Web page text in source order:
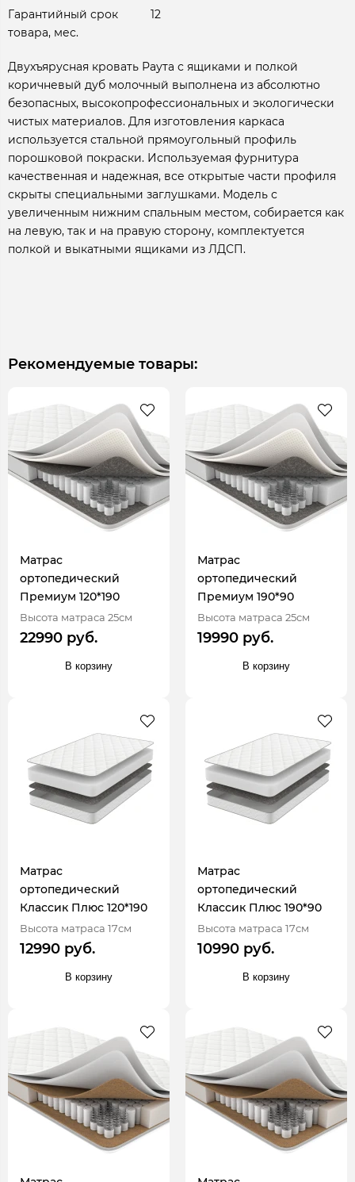
Гарантийный срок
товара, мес.
12
Двухъярусная кровать Раута с ящиками и полкой
коричневый дуб молочный выполнена из абсолютно
безопасных, высокопрофессиональных и экологически
чистых материалов. Для изготовления каркаса
используется стальной прямоугольный профиль
порошковой покраски. Используемая фурнитура
качественная и надежная, все открытые части профиля
скрыты специальными заглушками. Модель с
увеличенным нижним спальным местом, собирается как
на левую, так и на правую сторону, комплектуется
полкой и выкатными ящиками из ЛДСП.
Рекомендуемые товары:
Матрас
ортопедический
Премиум 120*190
Высота матраса 25см
22990 руб.
В корзину
Матрас
ортопедический
Премиум 190*90
Высота матраса 25см
19990 руб.
В корзину
Матрас
ортопедический
Классик Плюс 120*190
Высота матраса 17см
12990 руб.
В корзину
Матрас
ортопедический
Классик Плюс 190*90
Высота матраса 17см
10990 руб.
В корзину